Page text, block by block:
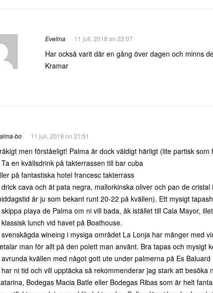
Evelina 11 juli, 2018 on 22:07
Har också varit där en gång över dagen och minns
Kramar
bo 11 juli, 2018 on 21:51
men förståeligt! Palma är dock väldigt härligt (lite partisk
en kvällsdrink på takterrassen till bar cuba
på fantastiska hotel francesc takterrass
cava och ät pata negra, mallorkinska oliver och pan de
är ju som bekant runt 20-22 på kvällen). Ett mysigt
playa de Palma om ni vill bada, åk istället till Cala Mayor,
lunch vid havet på Boathouse.
wineing i mysiga området La Lonja har mänger med
man för allt på den polett man använt. Bra tapas och mysigt
kvällen med något gott ute under palmerna på Es Baluard
ni tid och vill upptäcka så rekommenderar jag stark att
Bodegas Macia Batle eller Bodegas Ribas som är helt